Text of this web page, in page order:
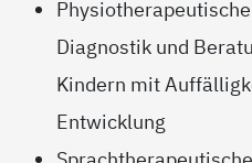
Diagnostik und
Kindern mit
Entwicklung